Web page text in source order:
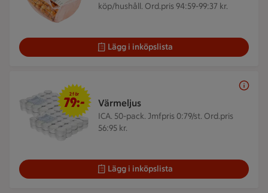
köp/hushåll. Ord.pris 94:59-99:37 kr.
Lägg i inköpslista
Värmeljus
ICA. 50-pack. Jmfpris 0:79/st. Ord.pris
56:95 kr.
2 för 79 kr
2 för
79:-
Lägg i inköpslista